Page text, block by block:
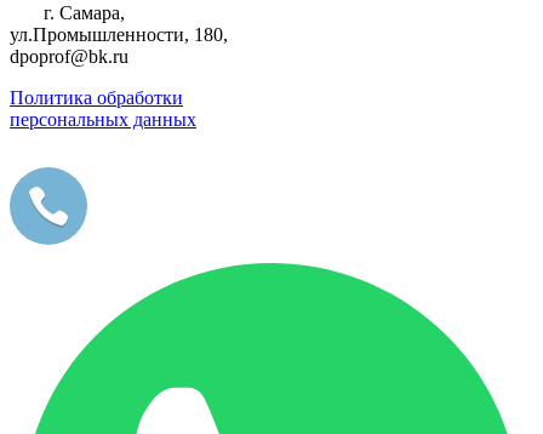
г. Самара,
ул.Промышленности, 180,
dpoprof@bk.ru
Политика обработки
персональных данных